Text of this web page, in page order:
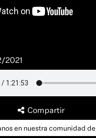
2021
Compartir
en nuestra comunidad